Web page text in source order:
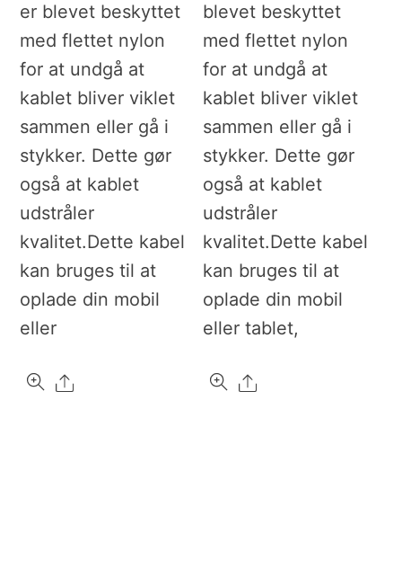
er blevet beskyttet
med flettet nylon
for at undgå at
kablet bliver viklet
sammen eller gå i
stykker. Dette gør
også at kablet
udstråler
kvalitet.Dette kabel
kan bruges til at
oplade din mobil
eller
Share
blevet beskyttet
med flettet nylon
for at undgå at
kablet bliver viklet
sammen eller gå i
stykker. Dette gør
også at kablet
udstråler
kvalitet.Dette kabel
kan bruges til at
oplade din mobil
eller tablet,
Share